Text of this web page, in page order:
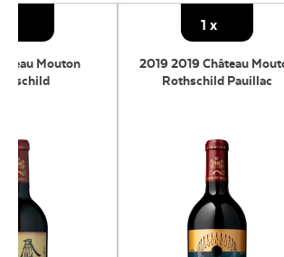
Mouton
1 x
2019 2019 Château
Rothschild Pauillac